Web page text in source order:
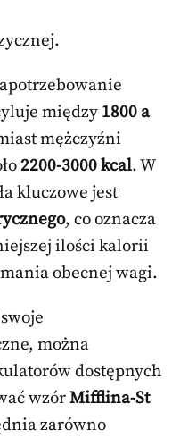
między 1800 a
mężczyźni
2200-3000 kcal. W
kluczowe jest
, co oznacza
ilości kalorii
obecnej wagi.
można
dostępnych
wzórMifflina-St
zarówno